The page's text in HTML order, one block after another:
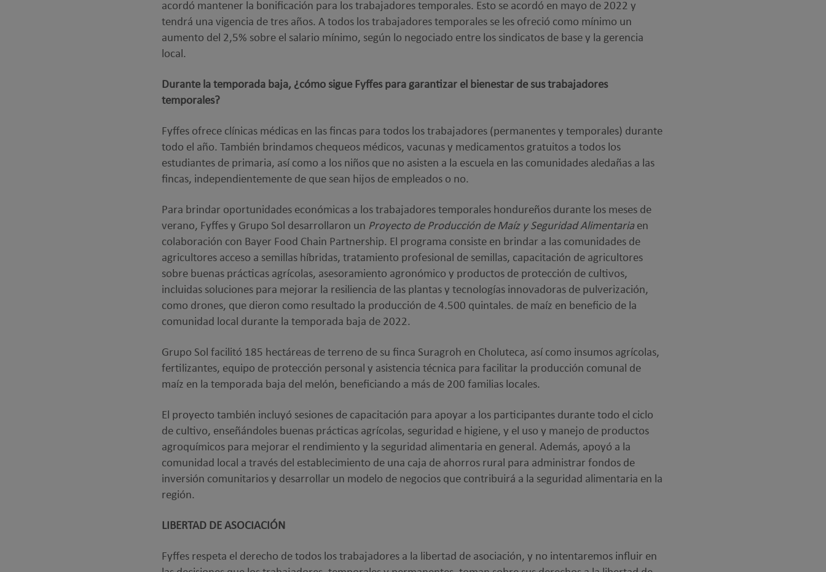
acordó mantener la bonificación para los trabajadores temporales. Esto se acordó en mayo de 2022 y
tendrá una vigencia de tres años. A todos los trabajadores temporales se les ofreció como mínimo un
aumento del 2,5% sobre el salario mínimo, según lo negociado entre los sindicatos de base y la gerencia
local.
Durante la temporada baja, ¿cómo sigue Fyffes para garantizar el bienestar de sus trabajadores
temporales?
Fyffes ofrece clínicas médicas en las fincas para todos los trabajadores (permanentes y temporales) durante
todo el año. También brindamos chequeos médicos, vacunas y medicamentos gratuitos a todos los
estudiantes de primaria, así como a los niños que no asisten a la escuela en las comunidades aledañas a las
fincas, independientemente de que sean hijos de empleados o no.
Para brindar oportunidades económicas a los trabajadores temporales hondureños durante los meses de
verano, Fyffes y Grupo Sol desarrollaron un Proyecto de Producción de Maíz y Seguridad Alimentaria en
colaboración con Bayer Food Chain Partnership. El programa consiste en brindar a las comunidades de
agricultores acceso a semillas híbridas, tratamiento profesional de semillas, capacitación de agricultores
sobre buenas prácticas agrícolas, asesoramiento agronómico y productos de protección de cultivos,
incluidas soluciones para mejorar la resiliencia de las plantas y tecnologías innovadoras de pulverización,
como drones, que dieron como resultado la producción de 4.500 quintales. de maíz en beneficio de la
comunidad local durante la temporada baja de 2022.
Grupo Sol facilitó 185 hectáreas de terreno de su finca Suragroh en Choluteca, así como insumos agrícolas,
fertilizantes, equipo de protección personal y asistencia técnica para facilitar la producción comunal de
maíz en la temporada baja del melón, beneficiando a más de 200 familias locales.
El proyecto también incluyó sesiones de capacitación para apoyar a los participantes durante todo el ciclo
de cultivo, enseñándoles buenas prácticas agrícolas, seguridad e higiene, y el uso y manejo de productos
agroquímicos para mejorar el rendimiento y la seguridad alimentaria en general. Además, apoyó a la
comunidad local a través del establecimiento de una caja de ahorros rural para administrar fondos de
inversión comunitarios y desarrollar un modelo de negocios que contribuirá a la seguridad alimentaria en la
región.
LIBERTAD DE ASOCIACIÓN
Fyffes respeta el derecho de todos los trabajadores a la libertad de asociación, y no intentaremos influir en